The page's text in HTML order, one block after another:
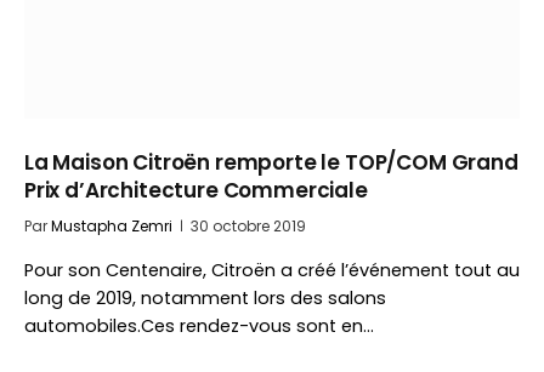
La Maison Citroën remporte le TOP/COM Grand
Prix d’Architecture Commerciale
ParMustapha Zemri 30 octobre 2019
Pour son Centenaire, Citroën a créé l’événement tout au
long de 2019, notamment lors des salons
automobiles.Ces rendez-vous sont en…